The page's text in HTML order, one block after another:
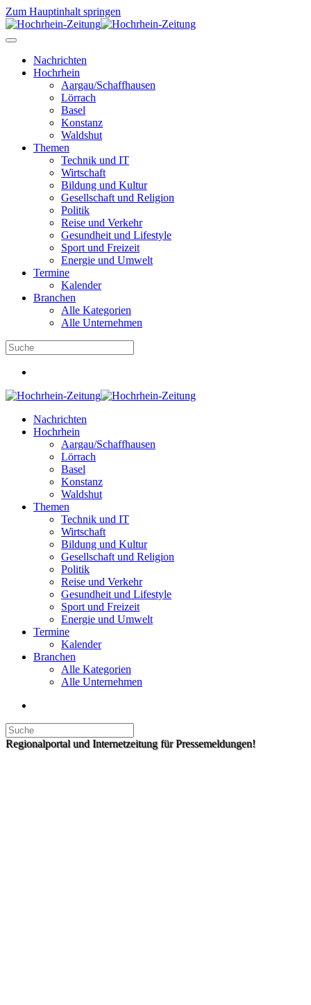
Zum Hauptinhalt springen
Nachrichten
Hochrhein
Aargau/Schaffhausen
Lörrach
Basel
Konstanz
Waldshut
Themen
Technik und IT
Wirtschaft
Bildung und Kultur
Gesellschaft und Religion
Politik
Reise und Verkehr
Gesundheit und Lifestyle
Sport und Freizeit
Energie und Umwelt
Termine
Kalender
Branchen
Alle Kategorien
Alle Unternehmen
Nachrichten
Hochrhein
Aargau/Schaffhausen
Lörrach
Basel
Konstanz
Waldshut
Themen
Technik und IT
Wirtschaft
Bildung und Kultur
Gesellschaft und Religion
Politik
Reise und Verkehr
Gesundheit und Lifestyle
Sport und Freizeit
Energie und Umwelt
Termine
Kalender
Branchen
Alle Kategorien
Alle Unternehmen
Regionalportal und Internetzeitung für Pressemeldungen!